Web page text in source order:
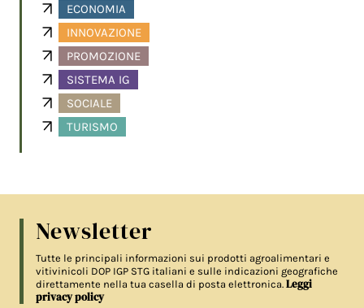
ECONOMIA
INNOVAZIONE
PROMOZIONE
SISTEMA IG
SOCIALE
TURISMO
Newsletter
Tutte le principali informazioni sui prodotti agroalimentari e
vitivinicoli DOP IGP STG italiani e sulle indicazioni geografiche
direttamente nella tua casella di posta elettronica.Leggi
privacy policy